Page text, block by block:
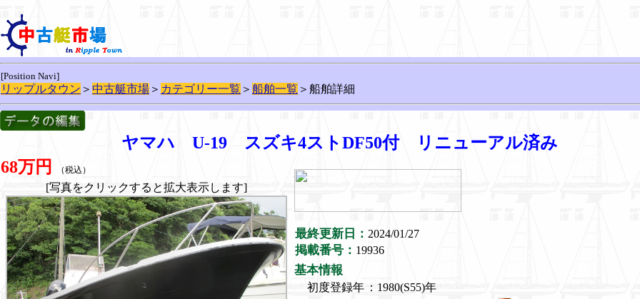
[Position Navi]
リップルタウン ＞ 中古艇市場 ＞ カテゴリー一覧 ＞ 船舶一覧 ＞船舶詳細
ヤマハ U-19 スズキ4ストDF50付 リニューアル済み
68万円
（税込）
最終更新日： 2024/01/27
掲載番号： 19936
基本情報
初度登録年 ：1980(S55)年
[写真をクリックすると拡大表示します]